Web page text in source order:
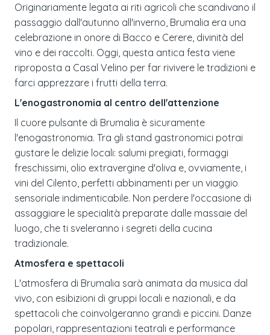
Originariamente legata ai riti agricoli che scandivano il
passaggio dall'autunno all'inverno, Brumalia era una
celebrazione in onore di Bacco e Cerere, divinità del
vino e dei raccolti. Oggi, questa antica festa viene
riproposta a Casal Velino per far rivivere le tradizioni e
farci apprezzare i frutti della terra.
L'enogastronomia al centro dell'attenzione
Il cuore pulsante di Brumalia è sicuramente
l'enogastronomia. Tra gli stand gastronomici potrai
gustare le delizie locali: salumi pregiati, formaggi
freschissimi, olio extravergine d'oliva e, ovviamente, i
vini del Cilento, perfetti abbinamenti per un viaggio
sensoriale indimenticabile. Non perdere l'occasione di
assaggiare le specialità preparate dalle massaie del
luogo, che ti sveleranno i segreti della cucina
tradizionale.
Atmosfera e spettacoli
L'atmosfera di Brumalia sarà animata da musica dal
vivo, con esibizioni di gruppi locali e nazionali, e da
spettacoli che coinvolgeranno grandi e piccini. Danze
popolari, rappresentazioni teatrali e performance